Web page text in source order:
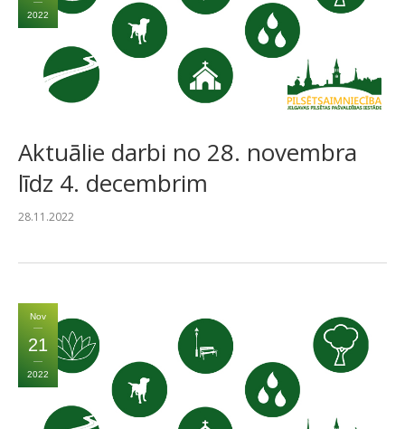
SAZIŅA
2022
Aktuālie darbi no 28. novembra
līdz 4. decembrim
28.11.2022
Nov
21
2022